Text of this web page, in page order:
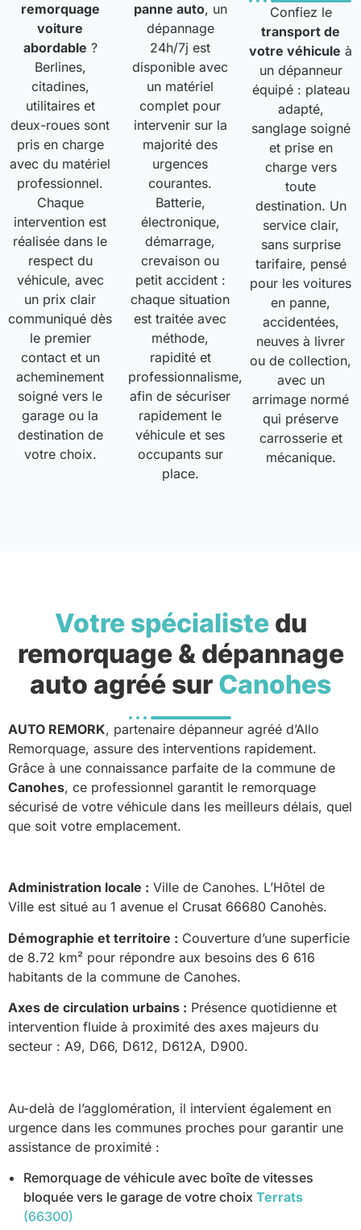
remorquage
voiture
abordable ?
Berlines,
citadines,
utilitaires et
deux-roues sont
pris en charge
avec du matériel
professionnel.
Chaque
intervention est
réalisée dans le
respect du
véhicule, avec
un prix clair
communiqué dès
le premier
contact et un
acheminement
soigné vers le
garage ou la
destination de
votre choix.
panne auto, un
dépannage
24h/7j est
disponible avec
un matériel
complet pour
intervenir sur la
majorité des
urgences
courantes.
Batterie,
électronique,
démarrage,
crevaison ou
petit accident :
chaque situation
est traitée avec
méthode,
rapidité et
professionnalisme,
afin de sécuriser
rapidement le
véhicule et ses
occupants sur
place.
Confiez le
transport de
votre véhicule à
un dépanneur
équipé : plateau
adapté,
sanglage soigné
et prise en
charge vers
toute
destination. Un
service clair,
sans surprise
tarifaire, pensé
pour les voitures
en panne,
accidentées,
neuves à livrer
ou de collection,
avec un
arrimage normé
qui préserve
carrosserie et
mécanique.
Votre spécialistedu
remorquage & dépannage
auto agréé sur Canohes
AUTO REMORK, partenaire dépanneur agréé d’Allo
Remorquage, assure des interventions rapidement.
Grâce à une connaissance parfaite de la commune de
Canohes, ce professionnel garantit le remorquage
sécurisé de votre véhicule dans les meilleurs délais, quel
que soit votre emplacement.
Administration locale : Ville de Canohes. L’Hôtel de
Ville est situé au 1 avenue el Crusat 66680 Canohès.
Démographie et territoire : Couverture d’une superficie
de 8.72 km² pour répondre aux besoins des 6 616
habitants de la commune de Canohes.
Axes de circulation urbains : Présence quotidienne et
intervention fluide à proximité des axes majeurs du
secteur : A9, D66, D612, D612A, D900.
Au-delà de l’agglomération, il intervient également en
urgence dans les communes proches pour garantir une
assistance de proximité :
Remorquage de véhicule avec boîte de vitesses
bloquée vers le garage de votre choix Terrats
(66300)